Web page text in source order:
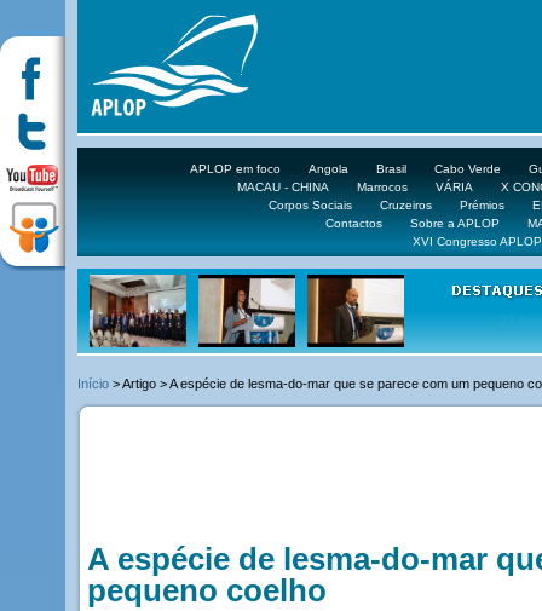
APLOP em foco Angola Brasil Cabo Verde
MACAU - CHINA
Marrocos VÁRIA
X
Corpos Sociais
Cruzeiros Prémios
Contactos
Sobre a APLOP
XVI Congresso APLOP
16 DE
Início > Artigo > A espécie de lesma-do-mar que se parece com um pequeno
A espécie de lesma-do-mar
pequeno coelho